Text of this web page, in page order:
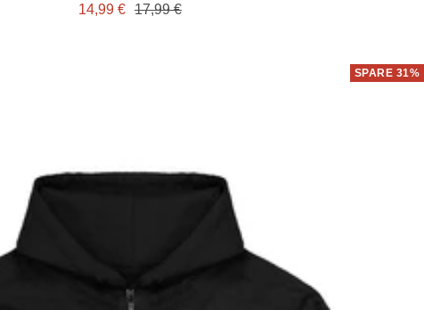
Angebotspreis
14,99 € Regulärer
17,99 €
SPARE 31%